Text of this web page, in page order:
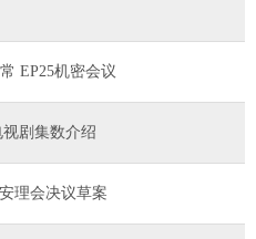
EP25机密会议
剧集数介绍
理会决议草案